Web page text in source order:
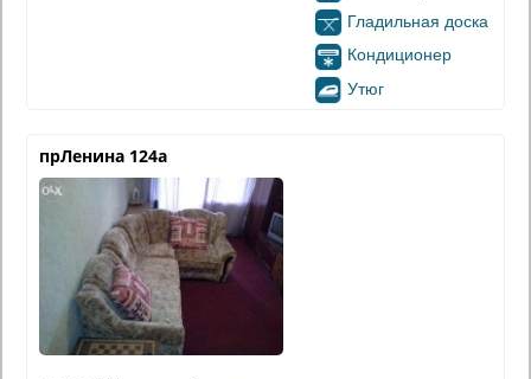
Гладильная доска
Кондиционер
Утюг
прЛенина 124а